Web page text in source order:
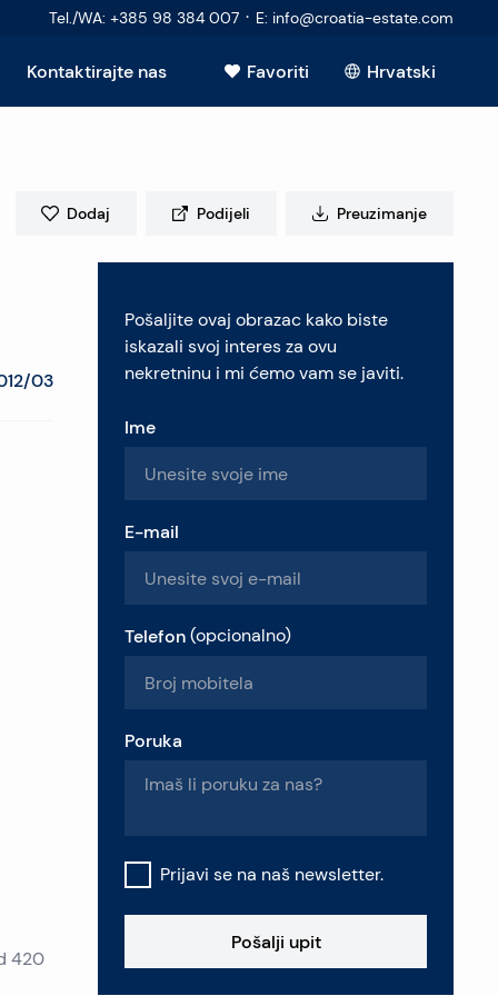
Tel./WA: +385 98 384 007 · E: info@croatia-estate.com
Kontaktirajte nas Favoriti Hrvatski
Vidi sve
03
420
Dodaj Podijeli Preuzimanje
Pošaljite ovaj obrazac kako biste
iskazali svoj interes za ovu
nekretninu i mi ćemo vam se javiti.
Ime
E-mail
Telefon (opcionalno)
Poruka
Prijavi se na naš newsletter.
Pošalji upit